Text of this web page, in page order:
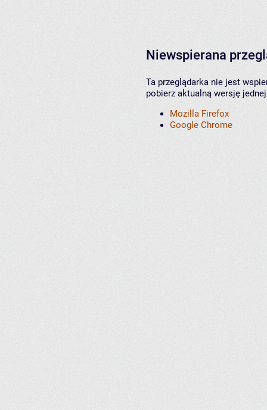
Niewspierana
Ta przeglądarka nie jest
pobierz aktualną wersję
Mozilla Firefox
Google Chrome